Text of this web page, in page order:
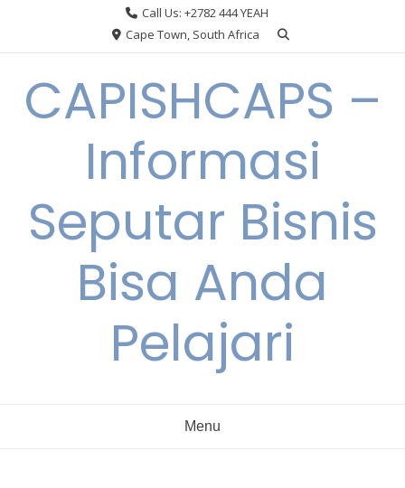
Call Us: +2782 444 YEAH
Cape Town, South Africa
CAPISHCAPS –
Informasi
Seputar Bisnis
Bisa Anda
Pelajari
Menu